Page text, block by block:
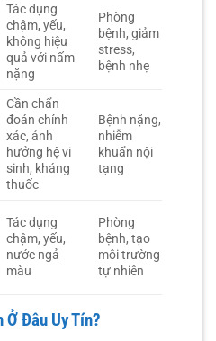
Tác dụng
chậm, yếu,
không hiệu
quả với nấm
nặng
Phòng
bệnh, giảm
stress,
bệnh nhẹ
Cần chẩn
đoán chính
xác, ảnh
hưởng hệ vi
sinh, kháng
thuốc
Bệnh nặng,
nhiễm
khuẩn nội
tạng
Tác dụng
chậm, yếu,
nước ngả
màu
Phòng
bệnh, tạo
môi trường
tự nhiên
Đâu Uy Tín?